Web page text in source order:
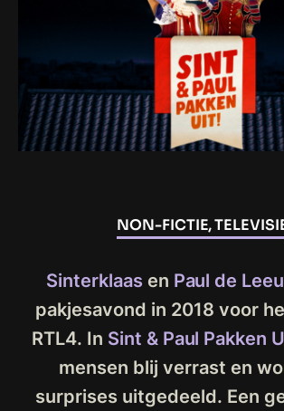
NON-FICTIE,
Sinterklaasen Paul de
pakjesavond in 2018 voor
RTL4. In Sint & Paul Pakken
mensen blij verrast en
surprises uitgedeeld. Een